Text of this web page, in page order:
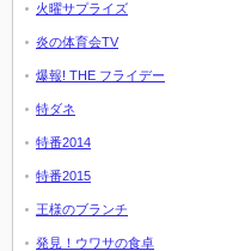
火曜サプライズ
炎の体育会TV
爆報! THE フライデー
特ダネ
特番2014
特番2015
王様のブランチ
発見！ウワサの食卓